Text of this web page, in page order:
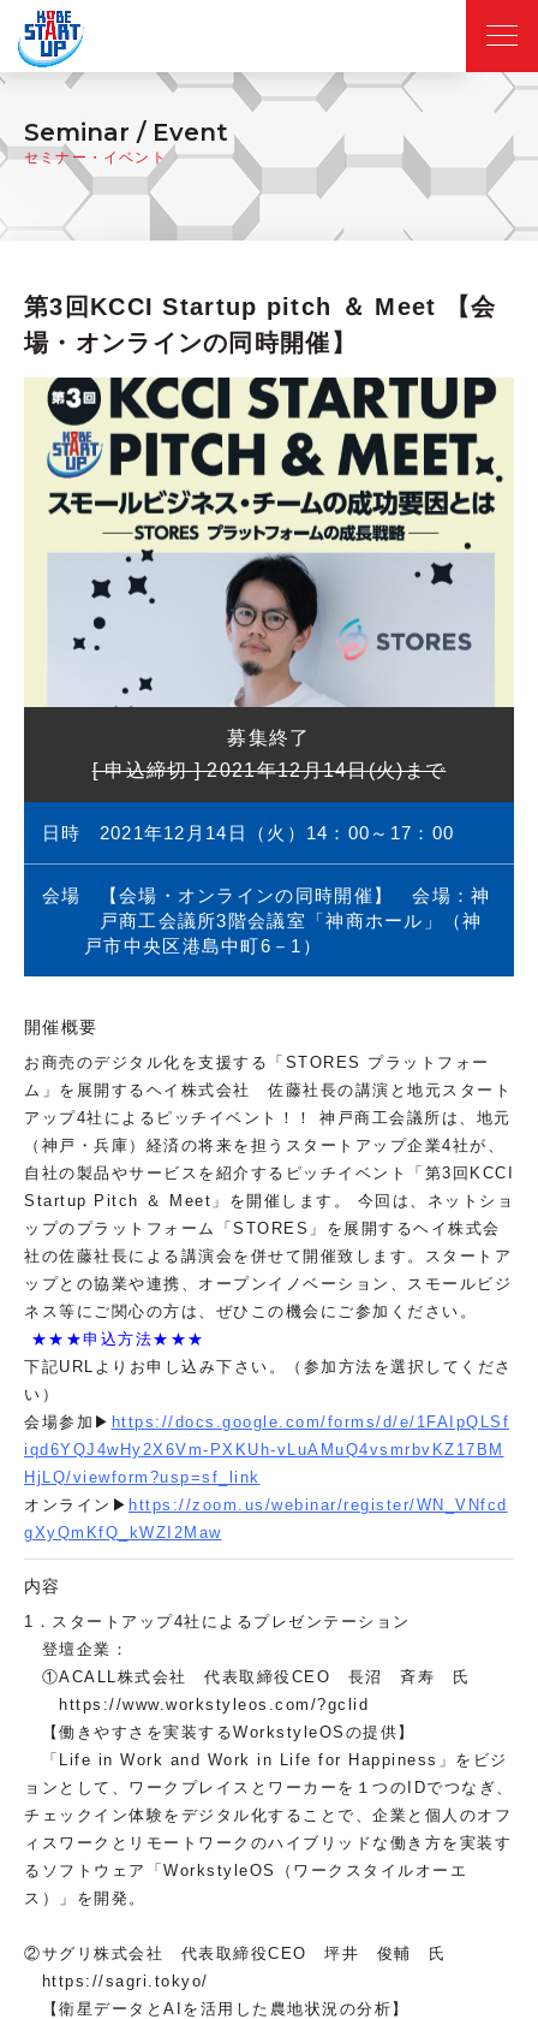
Seminar / Event
セミナー・イベント
第3回KCCI Startup pitch ＆ Meet 【会
場・オンラインの同時開催】
募集終了
[ 申込締切 ] 2021年12月14日(火)まで
日時 2021年12月14日（火）14：00～17：00
会場
【会場・オンラインの同時開催】 会場：神
戸商工会議所3階会議室「神商ホール」（神
戸市中央区港島中町6－1）
開催概要
お商売のデジタル化を支援する「STORES プラットフォー
ム」を展開するヘイ株式会社 佐藤社長の講演と地元スタート
アップ4社によるピッチイベント！！ 神戸商工会議所は、地元
（神戸・兵庫）経済の将来を担うスタートアップ企業4社が、
自社の製品やサービスを紹介するピッチイベント「第3回KCCI
Startup Pitch ＆ Meet」を開催します。 今回は、ネットショ
ップのプラットフォーム「STORES」を展開するヘイ株式会
社の佐藤社長による講演会を併せて開催致します。スタートア
ップとの協業や連携、オープンイノベーション、スモールビジ
ネス等にご関心の方は、ぜひこの機会にご参加ください。
★★★申込方法★★★
下記URLよりお申し込み下さい。（参加方法を選択してくださ
い）
会場参加▶ https://docs.google.com/forms/d/e/1FAIpQLSf
iqd6YQJ4wHy2X6Vm-PXKUh-vLuAMuQ4vsmrbvKZ17BM
HjLQ/viewform?usp=sf_link
オンライン▶ https://zoom.us/webinar/register/WN_VNfcd
gXyQmKfQ_kWZI2Maw
内容
1．スタートアップ4社によるプレゼンテーション
登壇企業：
①ACALL株式会社 代表取締役CEO 長沼 斉寿 氏
https://www.workstyleos.com/?gclid
【働きやすさを実装するWorkstyleOSの提供】
「Life in Work and Work in Life for Happiness」をビジ
ョンとして、ワークプレイスとワーカーを１つのIDでつなぎ、
チェックイン体験をデジタル化することで、企業と個人のオフ
ィスワークとリモートワークのハイブリッドな働き方を実装す
るソフトウェア「WorkstyleOS（ワークスタイルオーエ
ス）」を開発。
②サグリ株式会社 代表取締役CEO 坪井 俊輔 氏
https://sagri.tokyo/
【衛星データとAIを活用した農地状況の分析】